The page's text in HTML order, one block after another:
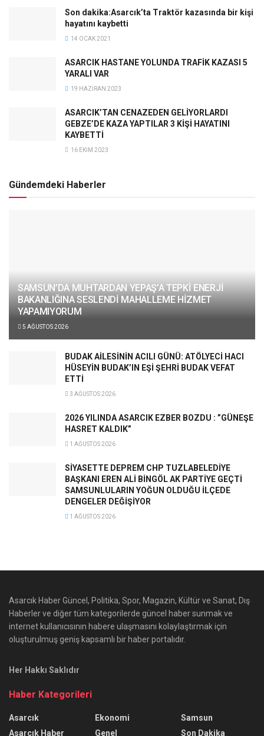
Son dakika:Asarcık’ta Traktör kazasında bir kişi
hayatını kaybetti
14 OCAK 2021
ASARCIK HASTANE YOLUNDA TRAFİK KAZASI 5
YARALI VAR
19 HAZIRAN 2023
ASARCIK’TAN CENAZEDEN GELİYORLARDI
GEBZE’DE KAZA YAPTILAR 3 KİŞİ HAYATINI
KAYBETTİ
16 EKIM 2023
Gündemdeki Haberler
SAMSUN’DA MUHTARDAN YEPAŞ’A TEPKİ ENERJİ
BAKANLIĞINA SESLENDİ MAHALLEME HİZMET
YAPAMIYORUM
5 AĞUSTOS 2026
BUDAK AİLESİNİN ACILI GÜNÜ: ATÖLYECİ HACI
HÜSEYİN BUDAK’IN EŞİ ŞEHRİ BUDAK VEFAT
ETTİ
3 AĞUSTOS 2026
2026 YILINDA ASARCIK EZBER BOZDU : ”GÜNEŞE
HASRET KALDIK”
1 AĞUSTOS 2026
SİYASETTE DEPREM CHP TUZLABELEDİYE
BAŞKANI EREN ALİ BİNGÖL AK PARTİYE GEÇTİ
SAMSUNLULARIN YOĞUN OLDUĞU İLÇEDE
DENGELER DEĞİŞİYOR
1 AĞUSTOS 2026
Asarcık Haber Güncel, Politika, Spor, Magazin, Kültür ve Sanat, Dış
Haberler ve diğer tüm kategorilerde güncel haber sunmak ve
internet kullanıcısının habere ulaşmasını kolaylaştırmak için
oluşturulmuş geniş kapsamlı bir haber portalıdır.
Her Hakkı Saklıdır
Haber Kategorileri
Asarcık
Asarcık Haber
Ekonomi
Genel
Samsun
Son Dakika